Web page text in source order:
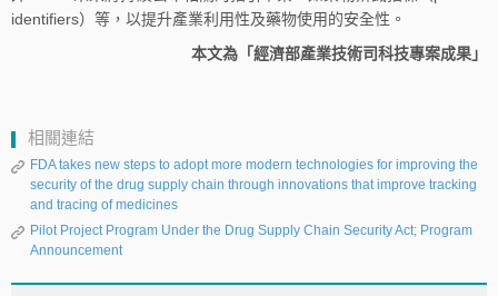
identifiers）等，以提升產業利用性及藥物使用的安全性。
本文為「經濟部產業技術司科技專案成果」
相關連結
FDA takes new steps to adopt more modern technologies for improving the
security of the drug supply chain through innovations that improve tracking
and tracing of medicines
Pilot Project Program Under the Drug Supply Chain Security Act; Program
Announcement